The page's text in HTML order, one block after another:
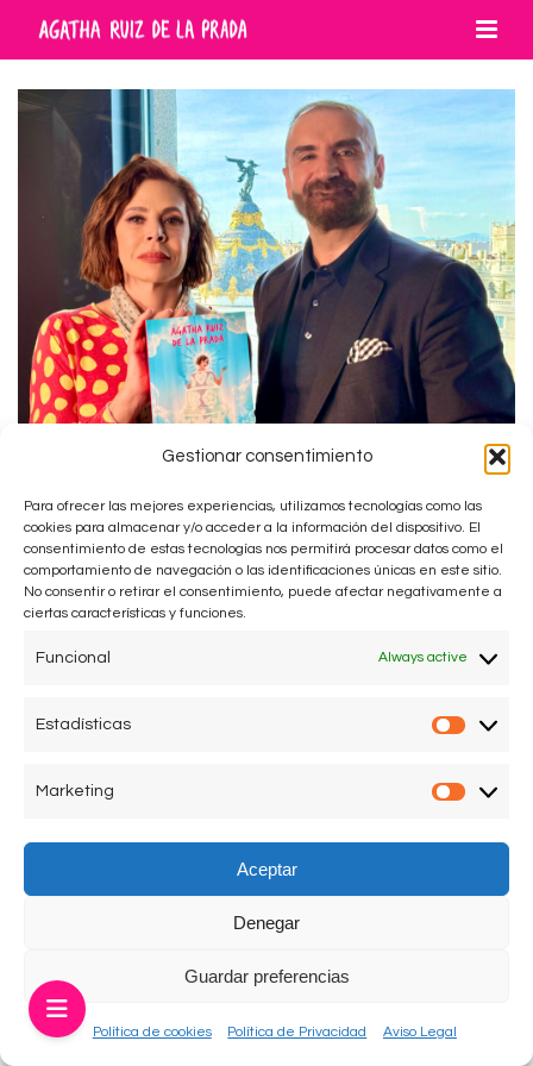
Gestionar consentimiento
Para ofrecer las mejores experiencias, utilizamos tecnologías como las
cookies para almacenar y/o acceder a la información del dispositivo. El
consentimiento de estas tecnologías nos permitirá procesar datos como el
comportamiento de navegación o las identificaciones únicas en este sitio.
No consentir o retirar el consentimiento, puede afectar negativamente a
ciertas características y funciones.
Funcional Always active
Estadísticas
Marketing
Aceptar
Denegar
Guardar preferencias
Política de cookies Política de Privacidad Aviso Legal
El Círculo Independiente con Euprepio
Padula, Círculo de Bellas Artes, Madrid
programa de Radio Círculo conducido por Euprepio
memorias, Todo por un plan, escrito por Rosanna
Política de Privacidad